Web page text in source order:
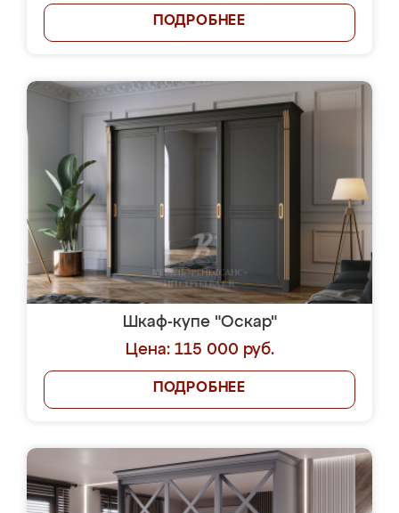
ПОДРОБНЕЕ
Шкаф-купе "Оскар"
Цена: 115 000 руб.
ПОДРОБНЕЕ